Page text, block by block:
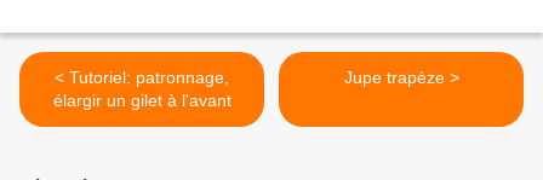
< Tutoriel: patronnage,
élargir un gilet à l'avant
Jupe trapèze >